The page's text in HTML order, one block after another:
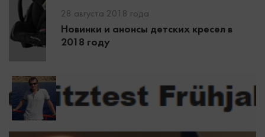
28 августа 2018 года
Новинки и анонсы детских кресел в
2018 году